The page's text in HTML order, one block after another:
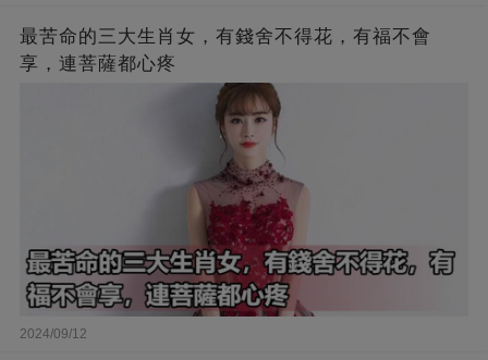
最苦命的三大生肖女，有錢舍不得花，有福不會
享，連菩薩都心疼
2024/09/12